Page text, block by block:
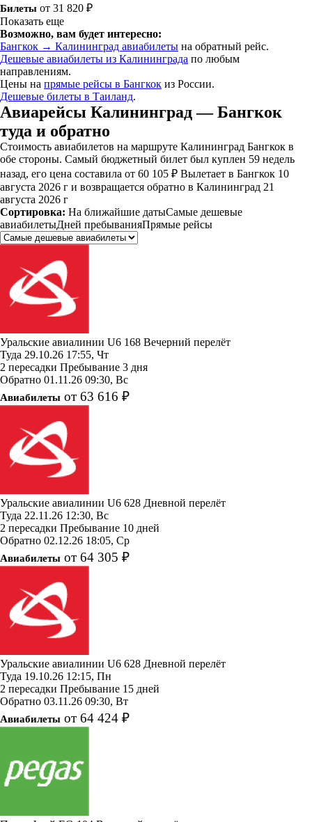
Билеты от 31 820 ₽
Показать еще
Возможно, вам будет интересно:
Бангкок → Калининград авиабилеты на обратный рейс.
Дешевые авиабилеты из Калининграда по любым
направлениям.
Цены на прямые рейсы в Бангкок из России.
Дешевые билеты в Таиланд.
Авиарейсы Калининград — Бангкок
туда и обратно
Стоимость авиабилетов на маршруте Калининград Бангкок в
обе стороны. Самый бюджетный билет был куплен 59 недель
назад, его цена составила от 60 105 ₽ Вылетает в Бангкок 10
августа 2026 г и возвращается обратно в Калининград 21
августа 2026 г
Сортировка: На ближайшие датыСамые дешевые
авиабилетыДней пребыванияПрямые рейсы
Уральские авиалинии U6 168 Вечерний перелёт
Туда 29.10.26 17:55, Чт
2 пересадки Пребывание 3 дня
Обратно 01.11.26 09:30, Вс
Авиабилеты от 63 616 ₽
Уральские авиалинии U6 628 Дневной перелёт
Туда 22.11.26 12:30, Вс
2 пересадки Пребывание 10 дней
Обратно 02.12.26 18:05, Ср
Авиабилеты от 64 305 ₽
Уральские авиалинии U6 628 Дневной перелёт
Туда 19.10.26 12:15, Пн
2 пересадки Пребывание 15 дней
Обратно 03.11.26 09:30, Вт
Авиабилеты от 64 424 ₽